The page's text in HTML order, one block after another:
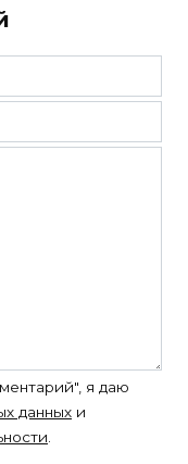
я даю
данных и